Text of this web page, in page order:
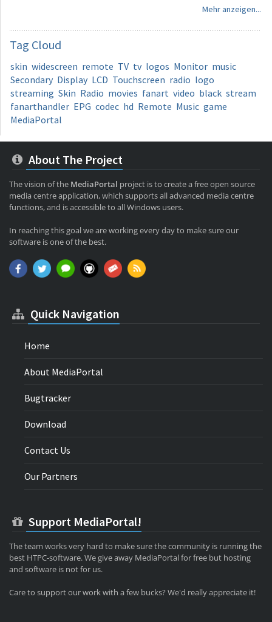
Mehr anzeigen...
Tag Cloud
skin widescreen remote TV tv logos Monitor music
Secondary Display LCD Touchscreen radio logo
streaming Skin Radio movies fanart video black stream
fanarthandler EPG codec hd Remote Music game
MediaPortal
About The Project
The vision of the MediaPortal project is to create a free open source
media centre application, which supports all advanced media centre
functions, and is accessible to all Windows users.
In reaching this goal we are working every day to make sure our
software is one of the best.
Quick Navigation
Home
About MediaPortal
Bugtracker
Download
Contact Us
Our Partners
Support MediaPortal!
The team works very hard to make sure the community is running the
best HTPC-software. We give away MediaPortal for free but hosting
and software is not for us.
Care to support our work with a few bucks? We'd really appreciate it!